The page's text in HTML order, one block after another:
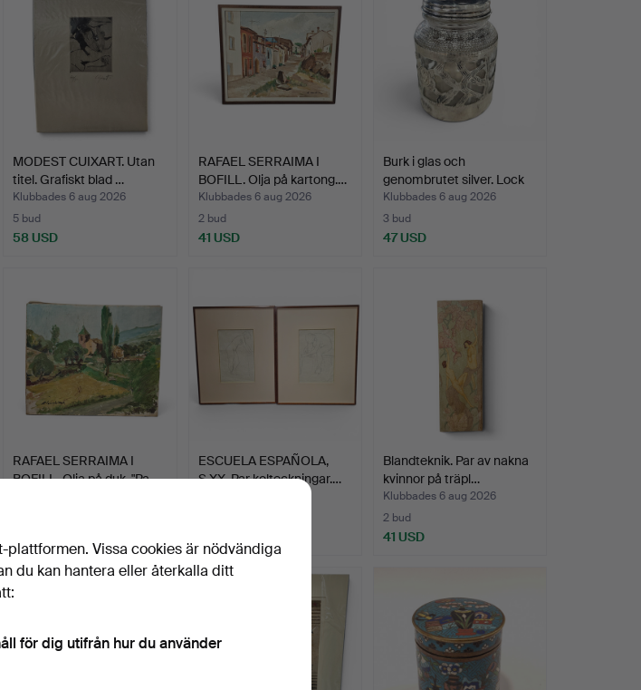
MODEST CUIXART. Utan
titel. Grafiskt blad …
Klubbades 6 aug 2026
5 bud
58 USD
RAFAEL SERRAIMA I
BOFILL. Olja på kartong.…
Klubbades 6 aug 2026
2 bud
41 USD
Burk i glas och
genombrutet silver. Lock
a…
Klubbades 6 aug 2026
3 bud
47 USD
RAFAEL SERRAIMA I
BOFILL. Olja på duk. "Pa…
ESCUELA ESPAÑOLA,
S.XX. Par kolteckningar.…
Klubbades 6 aug 2026
Blandteknik. Par av nakna
kvinnor på träpl…
Klubbades 6 aug 2026
2 bud
41 USD
plattformen. Vissa cookies är nödvändiga
du kan hantera eller återkalla ditt
för dig utifrån hur du använder